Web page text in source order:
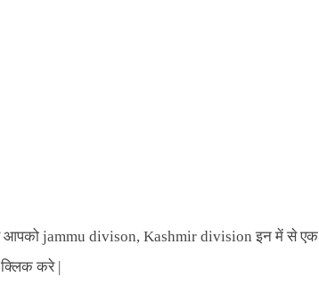
आपको jammu divison, Kashmir divisionइन में से एक
करे |